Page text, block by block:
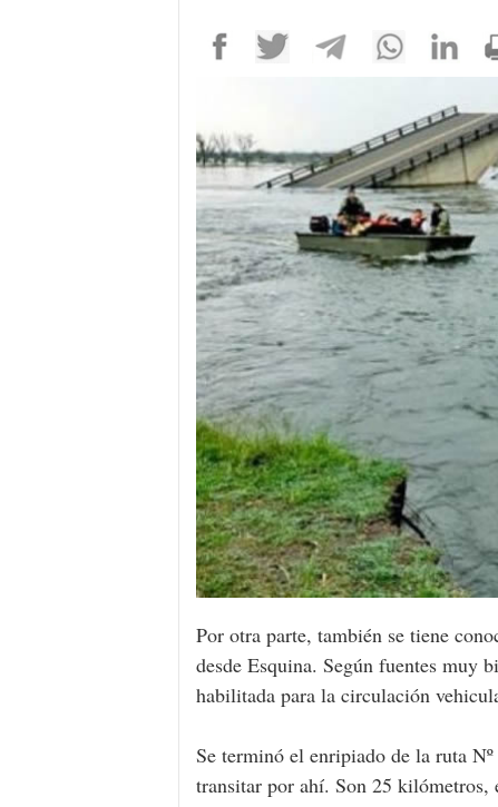
Por otra parte, también se tiene
desde Esquina. Según fuentes muy
habilitada para la circulación
Se terminó el enripiado de la ruta
transitar por ahí. Son 25 kilómetros,